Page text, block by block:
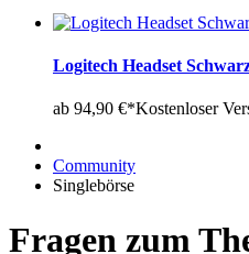
Logitech Headset
ab 94,90 €*Kostenloser
Community
Singlebörse
Fragen zum